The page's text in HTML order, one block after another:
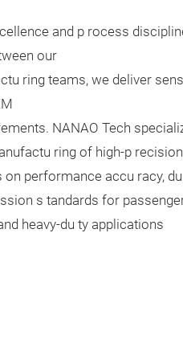
and p rocess
our
ring teams, we deliver
NANAO Tech
ring of high‑p recision
performance accu racy,
s tandards for
heavy‑du ty applications